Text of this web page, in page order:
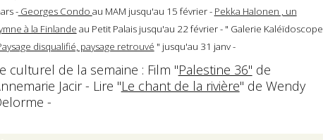
-Georges Condo au MAM jusqu'au 15 février - Pekka Halonen , un
à la Finlande au Petit Palais jusqu'au 22 février - " Galerie Kaléïdoscope
disqualifié, paysage retrouvé " jusqu'au 31 janv -
culturel de la semaine : Film "Palestine 36" de
Jacir - Lire "Le chant de la rivière" de Wendy
-